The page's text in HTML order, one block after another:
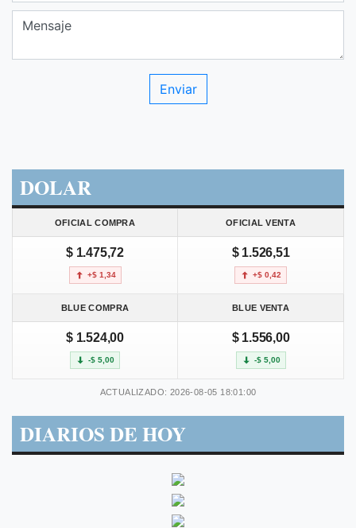
DOLAR
OFICIAL COMPRA OFICIAL VENTA
$ 1.475,72
+$ 1,34
$ 1.526,51
+$ 0,42
BLUE COMPRA BLUE VENTA
$ 1.524,00
-$ 5,00
$ 1.556,00
-$ 5,00
ACTUALIZADO: 2026-08-05 18:01:00
DIARIOS DE HOY